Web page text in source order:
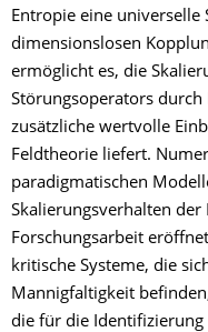
Entropie eine
dimensionslosen
ermöglicht es, die
Störungsoperators
zusätzliche wertvolle
Feldtheorie liefert.
paradigmatischen
Skalierungsverhalten der
Forschungsarbeit
kritische Systeme, die
Mannigfaltigkeit
die für die